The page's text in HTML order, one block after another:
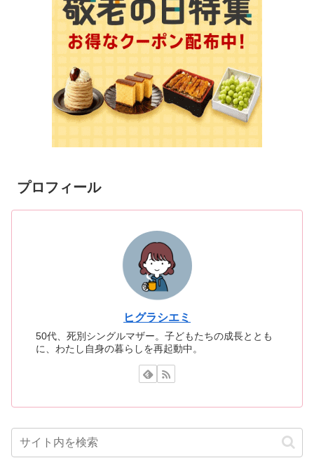
プロフィール
ヒグラシエミ
50代、死別シングルマザー。子どもたちの成長ととも
に、わたし自身の暮らしを再起動中。